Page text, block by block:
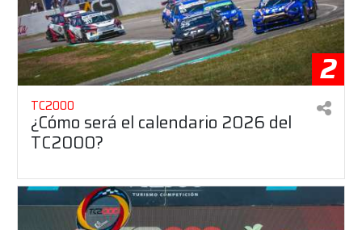
2
TC2000
¿Cómo será el calendario 2026 del
TC2000?